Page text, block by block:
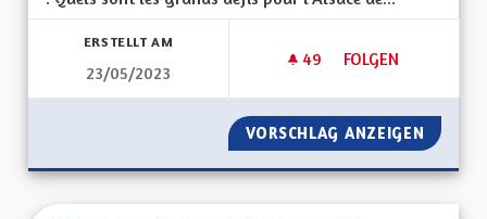
ERSTELLT AM
23/05/2023
49 49 FOLLOWER
FOLGEN
UN TERRITOIRE
VORSCHLAG ANZEIGEN UN